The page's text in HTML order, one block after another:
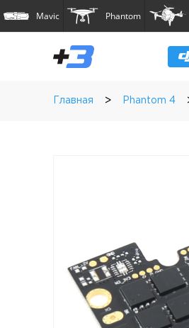
Mavic Phantom
Главная > Phantom 4